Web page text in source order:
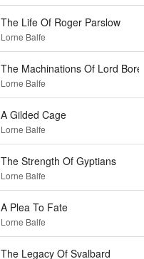
The Life Of Roger Parslow
Lorne Balfe
The Machinations Of Lord Boreal
Lorne Balfe
A Gilded Cage
Lorne Balfe
The Strength Of Gyptians
Lorne Balfe
A Plea To Fate
Lorne Balfe
The Legacy Of Svalbard